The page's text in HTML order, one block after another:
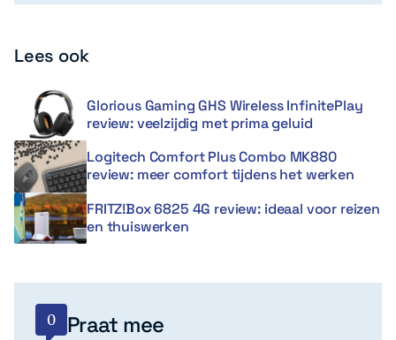
Lees ook
Glorious Gaming GHS Wireless InfinitePlay
review: veelzijdig met prima geluid
Logitech Comfort Plus Combo MK880
review: meer comfort tijdens het werken
FRITZ!Box 6825 4G review: ideaal voor reizen
en thuiswerken
0 Praat mee